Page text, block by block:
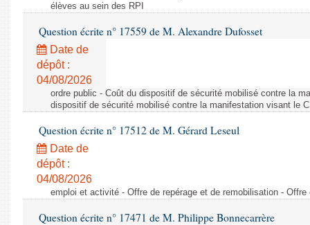
élèves au sein des RPI
Question écrite n° 17559 de M. Alexandre Dufosset
Date de
dépôt :
04/08/2026
ordre public - Coût du dispositif de sécurité mobilisé contre la
dispositif de sécurité mobilisé contre la manifestation visant le
Question écrite n° 17512 de M. Gérard Leseul
Date de
dépôt :
04/08/2026
emploi et activité - Offre de repérage et de remobilisation -
Question écrite n° 17471 de M. Philippe Bonnecarrère